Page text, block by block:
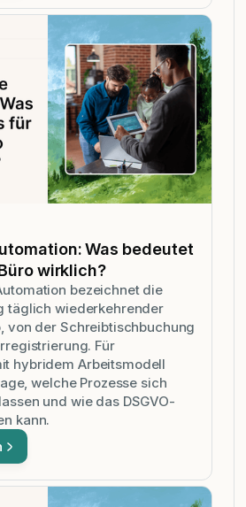
Was bedeutet
wirklich?
bezeichnet die
täglich wiederkehrender
von der Schreibtischbuchung
Für
hybridem Arbeitsmodell
welche Prozesse sich
und wie das DSGVO-
kann.